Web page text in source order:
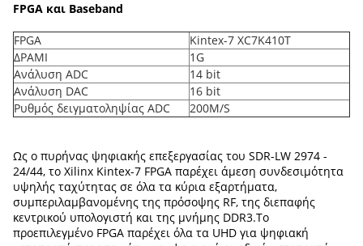
FPGA και Baseband
FPGA
Kintex-7 XC7K410T
ΔΡΑΜΙ
1G
Ανάλυση ADC
14 bit
Ανάλυση DAC
16 bit
Ρυθμός δειγματοληψίας ADC
200M/S
Ως ο πυρήνας ψηφιακής επεξεργασίας του SDR-LW 2974 -
24/44, το Xilinx Kintex-7 FPGA παρέχει άμεση συνδεσιμότητα
υψηλής ταχύτητας σε όλα τα κύρια εξαρτήματα,
συμπεριλαμβανομένης της πρόσοψης RF, της διεπαφής
κεντρικού υπολογιστή και της μνήμης DDR3.Το
προεπιλεγμένο FPGA παρέχει όλα τα UHD για ψηφιακή